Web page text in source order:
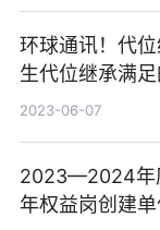
环球通讯！代
生代位继承满足
2023-06-07
2023—2024年
年权益岗创建